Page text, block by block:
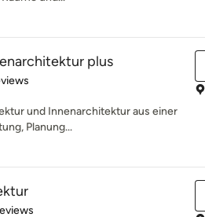
plus
stars
und Innenarchitektur aus einer
Planung...
5 stars